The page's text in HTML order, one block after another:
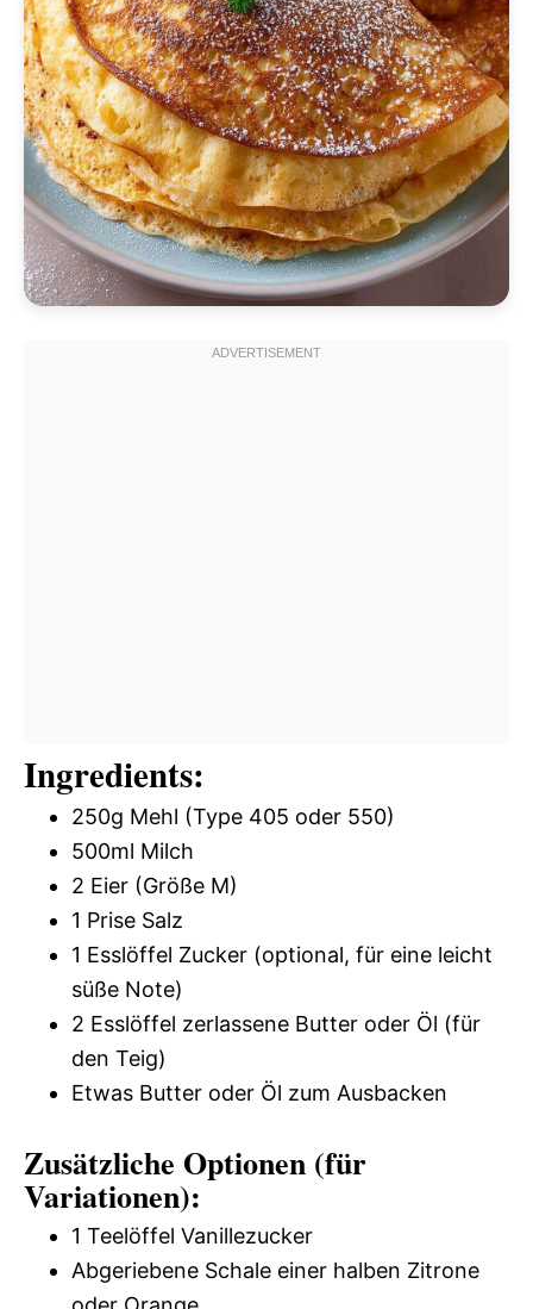
Ingredients:
250g Mehl (Type 405 oder 550)
500ml Milch
2 Eier (Größe M)
1 Prise Salz
1 Esslöffel Zucker (optional, für eine leicht
süße Note)
2 Esslöffel zerlassene Butter oder Öl (für
den Teig)
Etwas Butter oder Öl zum Ausbacken
Zusätzliche Optionen (für
Variationen):
1 Teelöffel Vanillezucker
Abgeriebene Schale einer halben Zitrone